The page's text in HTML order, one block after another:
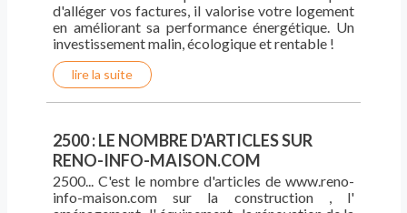
d'alléger vos factures, il valorise votre logement
en améliorant sa performance énergétique. Un
investissement malin, écologique et rentable !
lire la suite
2500 : LE NOMBRE D'ARTICLES SUR
RENO-INFO-MAISON.COM
2500... C'est le nombre d'articles de www.reno-
info-maison.com sur la construction , l'